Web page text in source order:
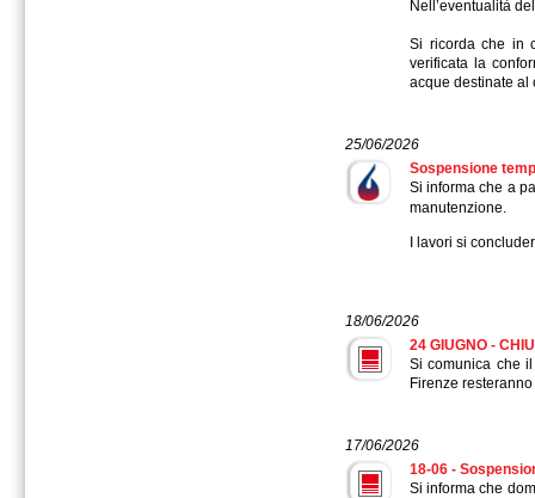
Nell’eventualità
Si ricorda che in
verificata la
acque destinate al
25/06/2026
Sospensione
Si informa che a
manutenzione.
I lavori si
18/06/2026
24 GIUGNO -
Si comunica che
Firenze
17/06/2026
18-06 -
Si informa che